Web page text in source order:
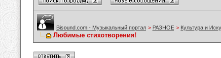
Bisound.com - Музыкальный портал > РАЗНОЕ > Культура и
Любимые стихотворения!